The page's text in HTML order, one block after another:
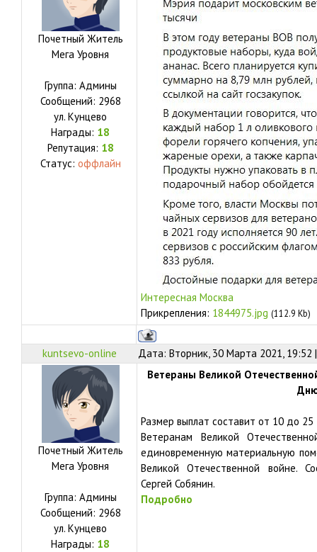
Почетный Житель
Мега Уровня
Группа: Админы
Сообщений: 2968
ул. Кунцево
Награды: 18
Репутация: 18
Статус: оффлайн
Интересная Москва
Прикрепления: 1844975.jpg (112.9 Kb)
kuntsevo-online Дата: Вторник, 30 Марта 2021,
Почетный Житель
Мега Уровня
Группа: Админы
Сообщений: 2968
ул. Кунцево
Награды: 18
Ветераны Великой
Размер выплат составит от 10 до 25
Ветеранам Великой
единовременную материальную
Великой Отечественной войне.
Сергей Собянин.
Подробно